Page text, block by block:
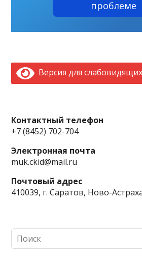
проблеме
Версия для слабовидящих
Контактный телефон
+7 (8452) 702-704
Электронная почта
muk.ckid@mail.ru
Почтовый адрес
410039, г. Саратов, Ново-